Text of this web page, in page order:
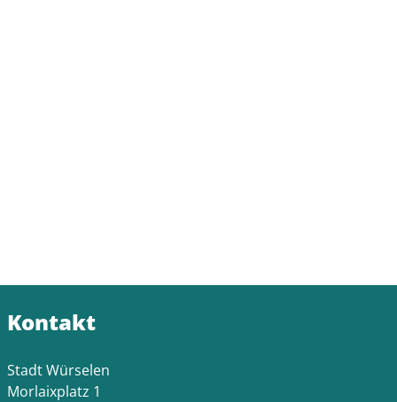
Kontakt
Stadt Würselen
Morlaixplatz 1